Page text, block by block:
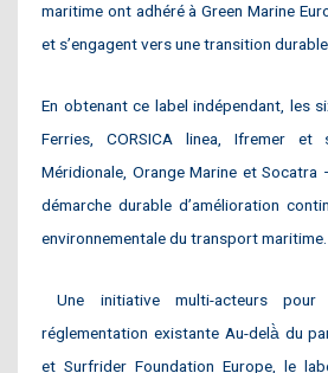
maritime ont adhéré à Green Marine
et s’engagent vers une transition durable.
En obtenant ce label indépendant, les
Ferries, CORSICA linea, Ifremer et
Méridionale, Orange Marine et Socatra
démarche durable d’amélioration
environnementale du transport maritime.
Une initiative multi-acteurs
réglementation existante Au-delà̀ du
et Surfrider Foundation Europe, le